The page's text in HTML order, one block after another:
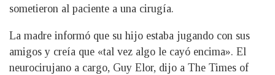
sometieron al paciente a una cirugía.
La madre informó que su hijo estaba jugando con sus
amigos y creía que «tal vez algo le cayó encima». El
neurocirujano a cargo, Guy Elor, dijo a The Times of